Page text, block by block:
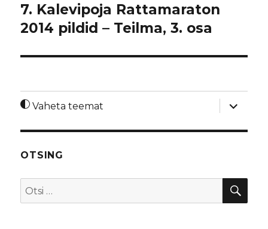
7. Kalevipoja Rattamaraton
2014 pildid – Teilma, 3. osa
Vaheta teemat
laienda
OTSING
Otsi: